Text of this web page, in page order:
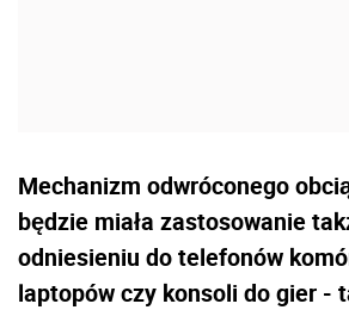
Mechanizm odwróconego
będzie miała zastosowanie
odniesieniu do telefonów
laptopów czy konsoli do gier -